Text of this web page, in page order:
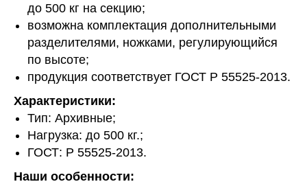
до 500 кг на секцию;
возможна комплектация дополнительными
разделителями, ножками, регулирующийся
по высоте;
продукция соответствует ГОСТ Р 55525-2013.
Характеристики:
Тип: Архивные;
Нагрузка: до 500 кг.;
ГОСТ: Р 55525-2013.
Наши особенности: